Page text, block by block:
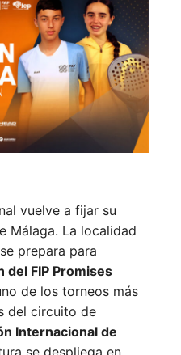
vuelve a fijar su
Málaga. La localidad
se prepara para
del FIP Promises
de los torneos más
del circuito de
Internacional de